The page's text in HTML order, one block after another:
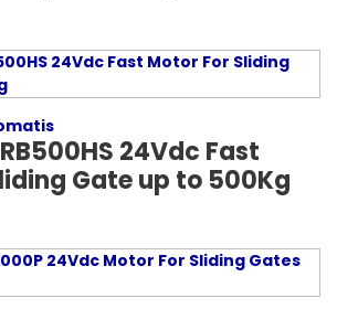
24Vdc Fast
Gate up to 500Kg